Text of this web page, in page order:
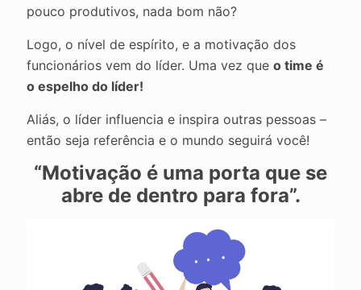
pouco produtivos, nada bom não?
Logo, o nível de espírito, e a motivação dos
funcionários vem do líder. Uma vez que o time é
o espelho do líder!
Aliás, o líder influencia e inspira outras pessoas –
então seja referência e o mundo seguirá você!
“Motivação é uma porta que se
abre de dentro para fora”.